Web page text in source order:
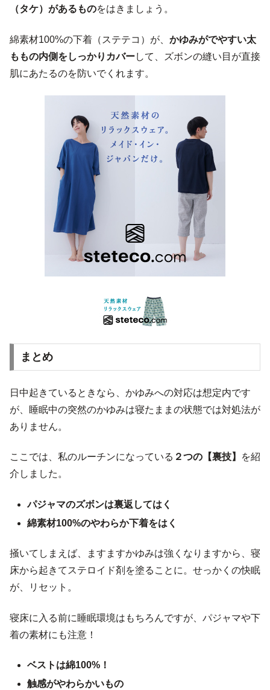
（タケ）があるものをはきましょう。
綿素材100%の下着（ステテコ）が、 かゆみがでやすい太
ももの内側をしっかりカバーして、ズボンの縫い目が直接
肌にあたるのを防いでくれます。
まとめ
日中起きているときなら、かゆみへの対応は想定内です
が、睡眠中の突然のかゆみは寝たままの状態では対処法が
ありません。
ここでは、私のルーチンになっている ２つの【裏技】
を紹
介しました。
パジャマのズボンは裏返してはく
綿素材100%のやわらか下着をはく
掻いてしまえば、ますますかゆみは強くなりますから、寝
床から起きてステロイド剤を塗ることに。せっかくの快眠
が、リセット。
寝床に入る前に睡眠環境はもちろんですが、パジャマや下
着の素材にも注意！
ベストは綿100%！
触感がやわらかいもの